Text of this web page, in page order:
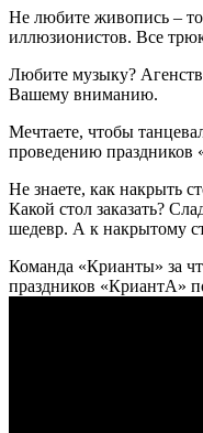
Не любите живопись –
иллюзионистов. Все
Любите музыку?
Вашему вниманию.
Мечтаете, чтобы
проведению праздников
Не знаете, как накрыть
Какой стол заказать?
шедевр. А к накрытому
Команда «Крианты» за
праздников «КриантА»